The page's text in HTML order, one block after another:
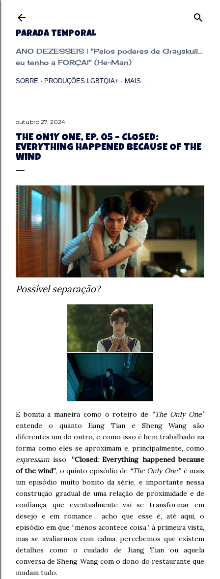
PARADA TEMPORAL
ANO DEZESSEIS | "Pelos poderes de Grayskull...
eu tenho a FORÇA!" (He-Man)
SOBRE PRODUÇÕES LGBTQIA+ MAIS…
outubro 27, 2024
THE ON1Y ONE, EP. 05 – CLOSED:
EVERYTHING HAPPENED BECAUSE OF THE
WIND
Possível separação?
É bonita a maneira como o roteiro de “The On1y One”
entende o quanto Jiang Tian e Sheng Wang são
diferentes um do outro, e como isso é bem trabalhado na
forma como eles se aproximam e, principalmente, como
expressam isso. “Closed: Everything happened because
of the wind”, o quinto episódio de “The On1y One”, é mais
um episódio muito bonito da série, e importante nessa
construção gradual de uma relação de proximidade e de
confiança, que eventualmente vai se transformar em
desejo e em romance… acho que esse é, até aqui, o
episódio em que “menos acontece coisa”, à primeira vista,
mas se avaliarmos com calma, percebemos que existem
detalhes como o cuidado de Jiang Tian ou aquela
conversa de Sheng Wang com o dono do restaurante que
mudam tudo.